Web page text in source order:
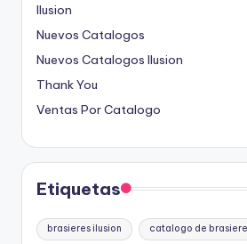
Ilusion
Nuevos Catalogos
Nuevos Catalogos Ilusion
Thank You
Ventas Por Catalogo
Etiquetas
brasieres ilusion catalogo de